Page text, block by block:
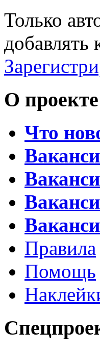
Только
добавлять
О проекте
Что
Правила
Помощь